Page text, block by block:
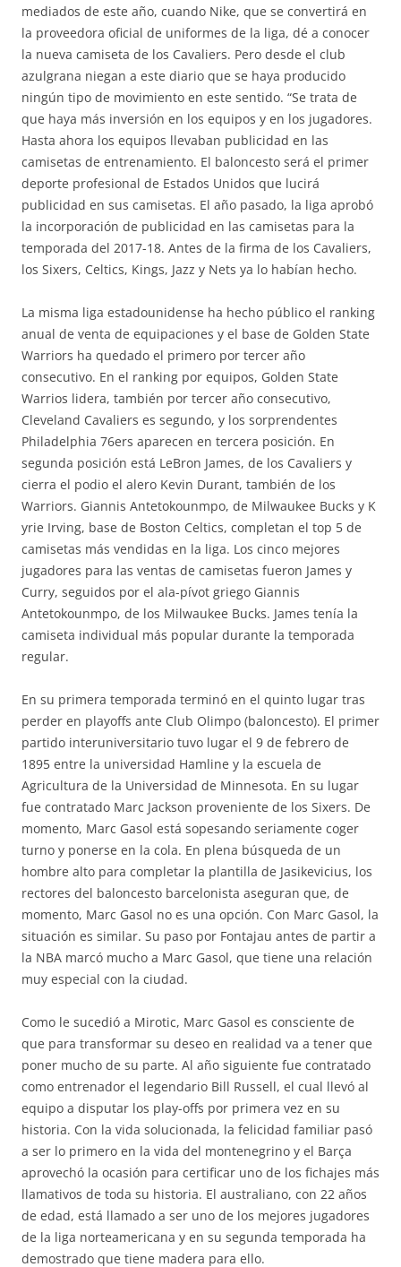
mediados de este año, cuando Nike, que se convertirá en
la proveedora oficial de uniformes de la liga, dé a conocer
la nueva camiseta de los Cavaliers. Pero desde el club
azulgrana niegan a este diario que se haya producido
ningún tipo de movimiento en este sentido. “Se trata de
que haya más inversión en los equipos y en los jugadores.
Hasta ahora los equipos llevaban publicidad en las
camisetas de entrenamiento. El baloncesto será el primer
deporte profesional de Estados Unidos que lucirá
publicidad en sus camisetas. El año pasado, la liga aprobó
la incorporación de publicidad en las camisetas para la
temporada del 2017-18. Antes de la firma de los Cavaliers,
los Sixers, Celtics, Kings, Jazz y Nets ya lo habían hecho.
La misma liga estadounidense ha hecho público el ranking
anual de venta de equipaciones y el base de Golden State
Warriors ha quedado el primero por tercer año
consecutivo. En el ranking por equipos, Golden State
Warrios lidera, también por tercer año consecutivo,
Cleveland Cavaliers es segundo, y los sorprendentes
Philadelphia 76ers aparecen en tercera posición. En
segunda posición está LeBron James, de los Cavaliers y
cierra el podio el alero Kevin Durant, también de los
Warriors. Giannis Antetokounmpo, de Milwaukee Bucks y K
yrie Irving, base de Boston Celtics, completan el top 5 de
camisetas más vendidas en la liga. Los cinco mejores
jugadores para las ventas de camisetas fueron James y
Curry, seguidos por el ala-pívot griego Giannis
Antetokounmpo, de los Milwaukee Bucks. James tenía la
camiseta individual más popular durante la temporada
regular.
En su primera temporada terminó en el quinto lugar tras
perder en playoffs ante Club Olimpo (baloncesto). El primer
partido interuniversitario tuvo lugar el 9 de febrero de
1895 entre la universidad Hamline y la escuela de
Agricultura de la Universidad de Minnesota. En su lugar
fue contratado Marc Jackson proveniente de los Sixers. De
momento, Marc Gasol está sopesando seriamente coger
turno y ponerse en la cola. En plena búsqueda de un
hombre alto para completar la plantilla de Jasikevicius, los
rectores del baloncesto barcelonista aseguran que, de
momento, Marc Gasol no es una opción. Con Marc Gasol, la
situación es similar. Su paso por Fontajau antes de partir a
la NBA marcó mucho a Marc Gasol, que tiene una relación
muy especial con la ciudad.
Como le sucedió a Mirotic, Marc Gasol es consciente de
que para transformar su deseo en realidad va a tener que
poner mucho de su parte. Al año siguiente fue contratado
como entrenador el legendario Bill Russell, el cual llevó al
equipo a disputar los play-offs por primera vez en su
historia. Con la vida solucionada, la felicidad familiar pasó
a ser lo primero en la vida del montenegrino y el Barça
aprovechó la ocasión para certificar uno de los fichajes más
llamativos de toda su historia. El australiano, con 22 años
de edad, está llamado a ser uno de los mejores jugadores
de la liga norteamericana y en su segunda temporada ha
demostrado que tiene madera para ello.